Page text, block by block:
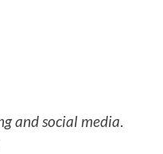
and social media.